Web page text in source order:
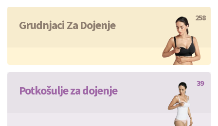
Grudnjaci Za Dojenje 258
Potkošulje za dojenje 39